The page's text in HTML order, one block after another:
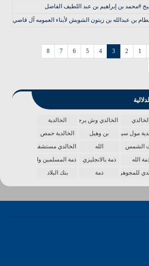
#محمد بن إبراهيم بن عبد اللطيف الفاضل
بن عبدالله بن زيتون الشويش لأبناء العمومه آل قاضي
1
2
3
4
5
6
7
8
الخالدي الخالدي وش يرجع
الخالدية
مول سينما بن وهيل
الخالدية حمص
الشمس الله
الخالدي مستشفى
الله ذمة بالانجليزي
ذمة المسلمين واحدة
للمجوهرات ذمة بنك البلاد